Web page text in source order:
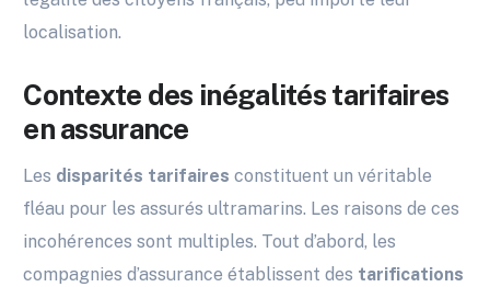
localisation.
Contexte des inégalités tarifaires
en assurance
Les disparités tarifaires constituent un véritable
fléau pour les assurés ultramarins. Les raisons de ces
incohérences sont multiples. Tout d’abord, les
compagnies d’assurance établissent des tarifications